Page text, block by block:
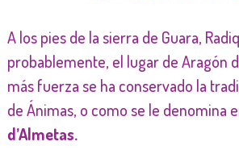
A los pies de la sierra de Guara,
probablemente, el lugar de Aragón
más fuerza se ha conservado la
de Ánimas, o como se le denomina
d’Almetas.